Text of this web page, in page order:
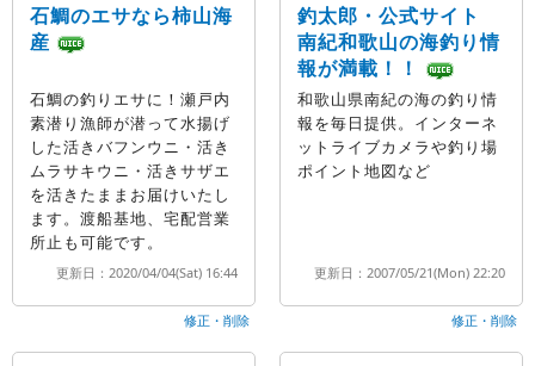
石鯛のエサなら柿山海
産
石鯛の釣りエサに！瀬戸内
素潜り漁師が潜って水揚げ
した活きバフンウニ・活き
ムラサキウニ・活きサザエ
を活きたままお届けいたし
ます。渡船基地、宅配営業
所止も可能です。
更新日：2020/04/04(Sat) 16:44
修正・削除
釣太郎・公式サイト
南紀和歌山の海釣り情
報が満載！！
和歌山県南紀の海の釣り情
報を毎日提供。インターネ
ットライブカメラや釣り場
ポイント地図など
更新日：2007/05/21(Mon) 22:20
修正・削除